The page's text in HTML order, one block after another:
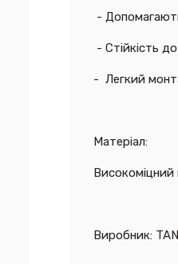
-
- Стійкість
- Легкий
Матеріал:
Виробник: